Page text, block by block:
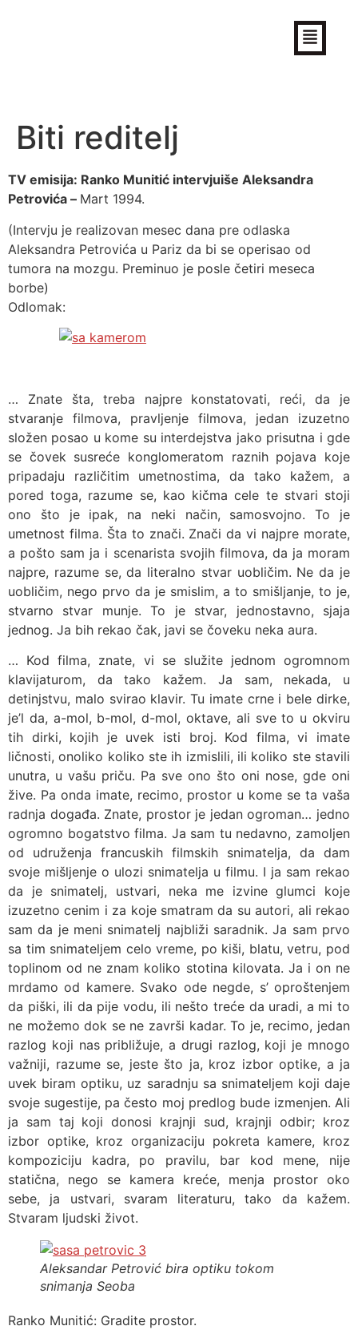
Biti reditelj
TV emisija: Ranko Munitić intervjuiše Aleksandra
Petrovića – Mart 1994.
(Intervju je realizovan mesec dana pre odlaska
Aleksandra Petrovića u Pariz da bi se operisao od
tumora na mozgu. Preminuo je posle četiri meseca
borbe)
Odlomak:
… Znate šta, treba najpre konstatovati, reći, da je
stvaranje filmova, pravljenje filmova, jedan izuzetno
složen posao u kome su interdejstva jako prisutna i gde
se čovek susreće konglomeratom raznih pojava koje
pripadaju različitim umetnostima, da tako kažem, a
pored toga, razume se, kao kičma cele te stvari stoji
ono što je ipak, na neki način, samosvojno. To je
umetnost filma. Šta to znači. Znači da vi najpre morate,
a pošto sam ja i scenarista svojih filmova, da ja moram
najpre, razume se, da literalno stvar uobličim. Ne da je
uobličim, nego prvo da je smislim, a to smišljanje, to je,
stvarno stvar munje. To je stvar, jednostavno, sjaja
jednog. Ja bih rekao čak, javi se čoveku neka aura.
… Kod filma, znate, vi se služite jednom ogromnom
klavijaturom, da tako kažem. Ja sam, nekada, u
detinjstvu, malo svirao klavir. Tu imate crne i bele dirke,
je’l da, a-mol, b-mol, d-mol, oktave, ali sve to u okviru
tih dirki, kojih je uvek isti broj. Kod filma, vi imate
ličnosti, onoliko koliko ste ih izmislili, ili koliko ste stavili
unutra, u vašu priču. Pa sve ono što oni nose, gde oni
žive. Pa onda imate, recimo, prostor u kome se ta vaša
radnja događa. Znate, prostor je jedan ogroman… jedno
ogromno bogatstvo filma. Ja sam tu nedavno, zamoljen
od udruženja francuskih filmskih snimatelja, da dam
svoje mišljenje o ulozi snimatelja u filmu. I ja sam rekao
da je snimatelj, ustvari, neka me izvine glumci koje
izuzetno cenim i za koje smatram da su autori, ali rekao
sam da je meni snimatelj najbliži saradnik. Ja sam prvo
sa tim snimateljem celo vreme, po kiši, blatu, vetru, pod
toplinom od ne znam koliko stotina kilovata. Ja i on ne
mrdamo od kamere. Svako ode negde, s’ oproštenjem
da piški, ili da pije vodu, ili nešto treće da uradi, a mi to
ne možemo dok se ne završi kadar. To je, recimo, jedan
razlog koji nas približuje, a drugi razlog, koji je mnogo
važniji, razume se, jeste što ja, kroz izbor optike, a ja
uvek biram optiku, uz saradnju sa snimateljem koji daje
svoje sugestije, pa često moj predlog bude izmenjen. Ali
ja sam taj koji donosi krajnji sud, krajnji odbir; kroz
izbor optike, kroz organizaciju pokreta kamere, kroz
kompoziciju kadra, po pravilu, bar kod mene, nije
statična, nego se kamera kreće, menja prostor oko
sebe, ja ustvari, svaram literaturu, tako da kažem.
Stvaram ljudski život.
Aleksandar Petrović bira optiku tokom
snimanja Seoba
Ranko Munitić: Gradite prostor.